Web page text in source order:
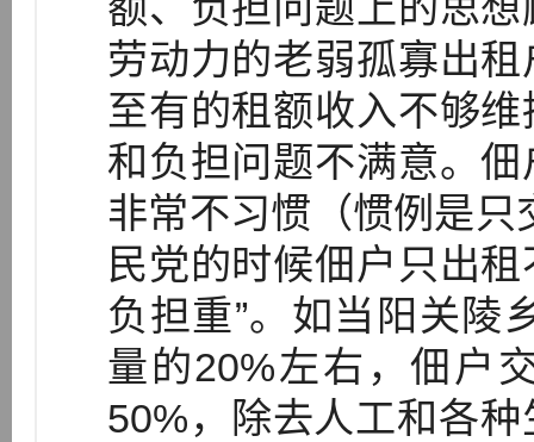
劳动力的老弱孤寡出
至有的租额收入不够
和负担问题不满意。
非常不习惯（惯例是只
民党的时候佃户只出
负担重”。如当阳关陵
量的20%左右，佃户
50%，除去人工和各